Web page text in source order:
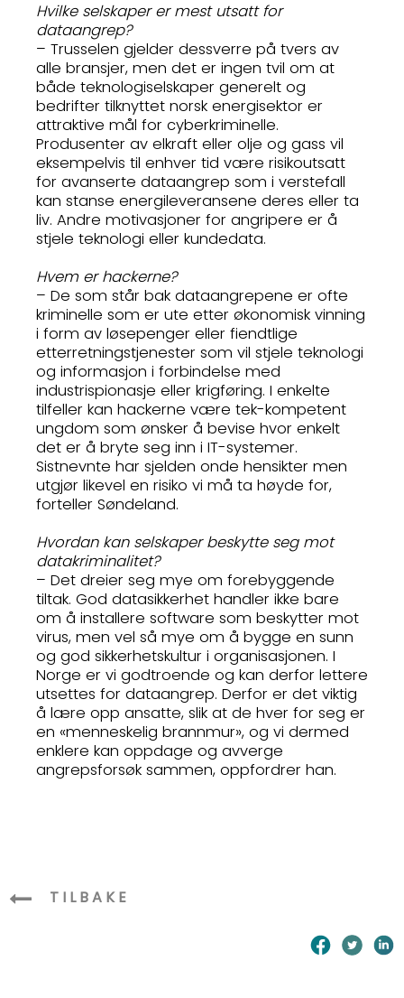
Hvilke selskaper er mest utsatt for
dataangrep?
– Trusselen gjelder dessverre på tvers av
alle bransjer, men det er ingen tvil om at
både teknologiselskaper generelt og
bedrifter tilknyttet norsk energisektor er
attraktive mål for cyberkriminelle.
Produsenter av elkraft eller olje og gass vil
eksempelvis til enhver tid være risikoutsatt
for avanserte dataangrep som i verstefall
kan stanse energileveransene deres eller ta
liv. Andre motivasjoner for angripere er å
stjele teknologi eller kundedata.
Hvem er hackerne?
– De som står bak dataangrepene er ofte
kriminelle som er ute etter økonomisk vinning
i form av løsepenger eller fiendtlige
etterretningstjenester som vil stjele teknologi
og informasjon i forbindelse med
industrispionasje eller krigføring. I enkelte
tilfeller kan hackerne være tek-kompetent
ungdom som ønsker å bevise hvor enkelt
det er å bryte seg inn i IT-systemer.
Sistnevnte har sjelden onde hensikter men
utgjør likevel en risiko vi må ta høyde for,
forteller Søndeland.
Hvordan kan selskaper beskytte seg mot
datakriminalitet?
– Det dreier seg mye om forebyggende
tiltak. God datasikkerhet handler ikke bare
om å installere software som beskytter mot
virus, men vel så mye om å bygge en sunn
og god sikkerhetskultur i organisasjonen. I
Norge er vi godtroende og kan derfor lettere
utsettes for dataangrep. Derfor er det viktig
å lære opp ansatte, slik at de hver for seg er
en «menneskelig brannmur», og vi dermed
enklere kan oppdage og avverge
angrepsforsøk sammen, oppfordrer han.
TILBAKE